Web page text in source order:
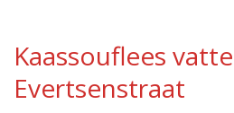
Kaassouflees
Evertsenstraat